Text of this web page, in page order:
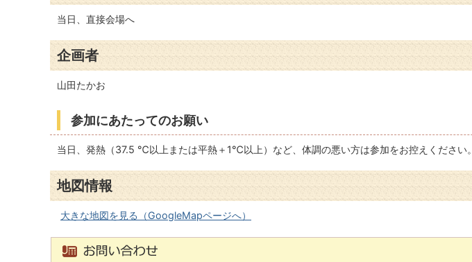
当日、直接会場へ
企画者
山田たかお
参加にあたってのお願い
当日、発熱（37.5 ℃以上または平熱＋1℃以上）など、体調の悪い方は参加をお控えください。
地図情報
大きな地図を見る（GoogleMapページへ）